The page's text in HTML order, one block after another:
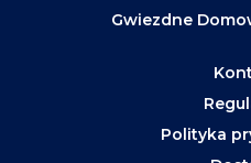
Gwiezdne
Polityka